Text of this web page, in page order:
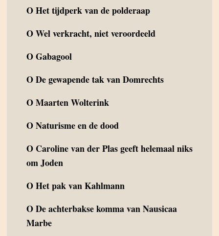
OHet tijdperk van de polderaap
OWel verkracht, niet veroordeeld
OGabagool
ODe gewapende tak van Domrechts
OMaarten Wolterink
ONaturisme en de dood
O Caroline van der Plas geeft helemaal niks
om Joden
OHet pak van Kahlmann
ODe achterbakse komma van Nausicaa
Marbe